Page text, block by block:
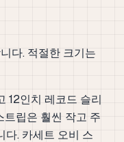
다. 적절한 크기는
12인치 레코드 슬리
트립은 훨씬 작고 주
다. 카세트 오비 스